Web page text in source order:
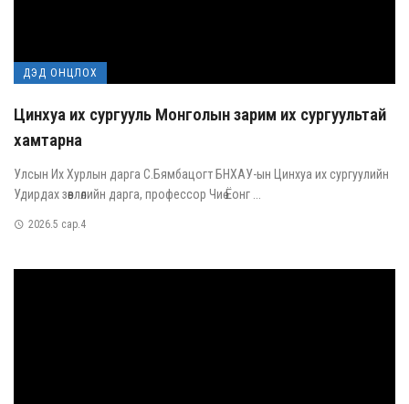
ДЭД ОНЦЛОХ
Цинхуа их сургууль Монголын зарим их сургуультай
хамтарна
Улсын Их Хурлын дарга С.Бямбацогт БНХАУ-ын Цинхуа их сургуулийн
Удирдах зөвлөлийн дарга, профессор Чиө Ёонг ...
2026.5 сар.4